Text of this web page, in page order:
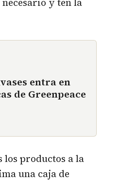
entra en
de Greenpeace
los productos a la
una caja de